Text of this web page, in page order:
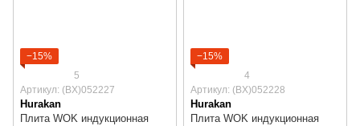
−15%
5
Артикул: (BX)052227
Hurakan
Плита WOK индукционная
−15%
4
Артикул: (BX)052228
Hurakan
Плита WOK индукционная